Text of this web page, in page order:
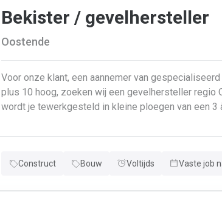
Bekister / gevelhersteller
Oostende
Voor onze klant, een aannemer van
plus 10 hoog, zoeken wij een gevelhersteller
wordt je tewerkgesteld in kleine ploegen van een
van gevelbekleding;Gebruik maken van deze
een beschermlaag;Herstellen van beton met hoogwaardige
aanpakken. Dan is dit zeker de job voor jou!
Construct Bouw Voltijds Vaste job